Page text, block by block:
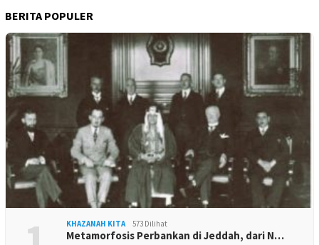
BERITA POPULER
KHAZANAH KITA 573 Dilihat
Metamorfosis Perbankan di Jeddah, dari N…